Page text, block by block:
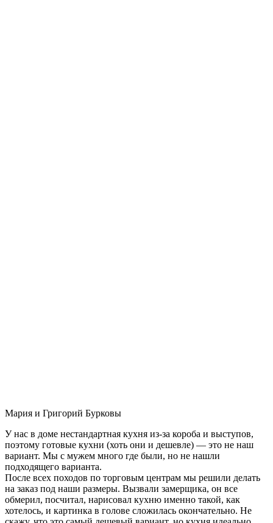
Мария и Григорий Бурковы
У нас в доме нестандартная кухня из-за короба и выступов,
поэтому готовые кухни (хоть они и дешевле) — это не наш
вариант. Мы с мужем много где были, но не нашли
подходящего варианта.
После всех походов по торговым центрам мы решили делать
на заказ под наши размеры. Вызвали замерщика, он все
обмерил, посчитал, нарисовал кухню именно такой, как
хотелось, и картинка в голове сложилась окончательно. Не